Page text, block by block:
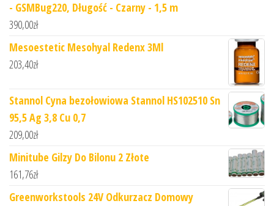
- GSMBug220, Długość - Czarny - 1,5 m
390,00zł
Mesoestetic Mesohyal Redenx 3Ml
203,40zł
Stannol Cyna bezołowiowa Stannol HS102510 Sn
95,5 Ag 3,8 Cu 0,7
209,00zł
Minitube Gilzy Do Bilonu 2 Złote
161,76zł
Greenworkstools 24V Odkurzacz Domowy